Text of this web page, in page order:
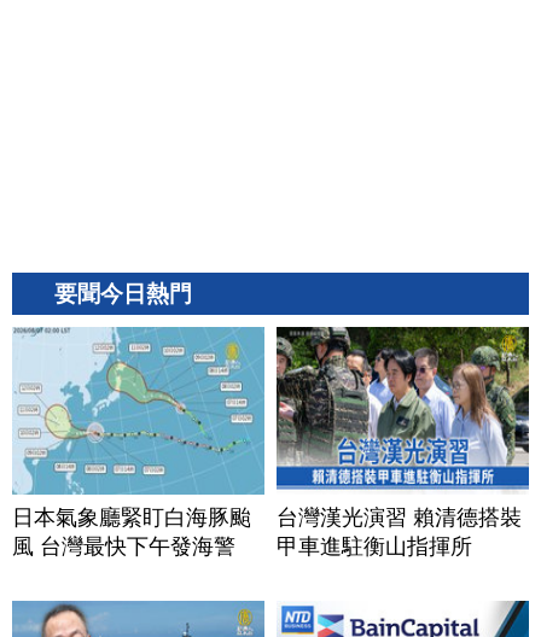
要聞今日熱門
日本氣象廳緊盯白海豚颱
風 台灣最快下午發海警
台灣漢光演習 賴清德搭裝
甲車進駐衡山指揮所